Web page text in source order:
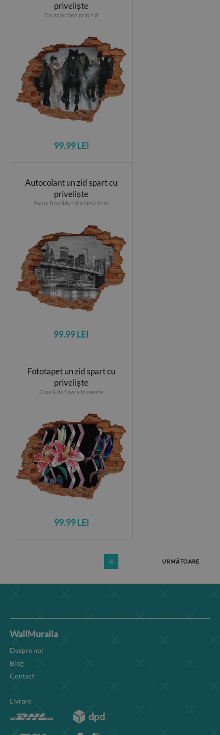
priveliște
Cai galopând prin zid
99.99 LEI
Autocolant un zid spart cu
priveliște
Podul Brooklyn din New York
99.99 LEI
Fototapet un zid spart cu
priveliște
Gaură de floare în perete
99.99 LEI
4 URMĂTOARE
WallMuralia
Despre noi
Blog
Contact
Livrare